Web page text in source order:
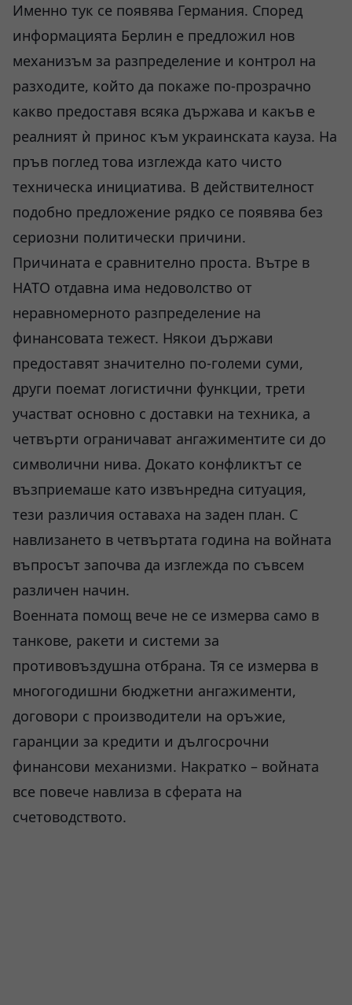
Именно тук се появява Германия. Според
информацията Берлин е предложил нов
механизъм за разпределение и контрол на
разходите, който да покаже по-прозрачно
какво предоставя всяка държава и какъв е
реалният ѝ принос към украинската кауза. На
пръв поглед това изглежда като чисто
техническа инициатива. В действителност
подобно предложение рядко се появява без
сериозни политически причини.
Причината е сравнително проста. Вътре в
НАТО отдавна има недоволство от
неравномерното разпределение на
финансовата тежест. Някои държави
предоставят значително по-големи суми,
други поемат логистични функции, трети
участват основно с доставки на техника, а
четвърти ограничават ангажиментите си до
символични нива. Докато конфликтът се
възприемаше като извънредна ситуация,
тези различия оставаха на заден план. С
навлизането в четвъртата година на войната
въпросът започва да изглежда по съвсем
различен начин.
Военната помощ вече не се измерва само в
танкове, ракети и системи за
противовъздушна отбрана. Тя се измерва в
многогодишни бюджетни ангажименти,
договори с производители на оръжие,
гаранции за кредити и дългосрочни
финансови механизми. Накратко – войната
все повече навлиза в сферата на
счетоводството.